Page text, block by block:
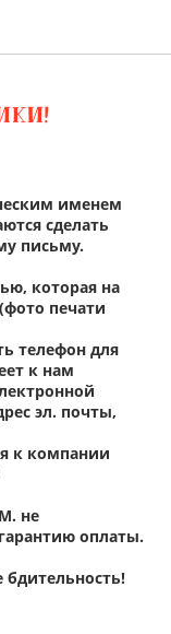
именем
сделать
письму.
которая на
печати
телефон для
к нам
эл. почты,
к компании
не
оплаты.
бдительность!